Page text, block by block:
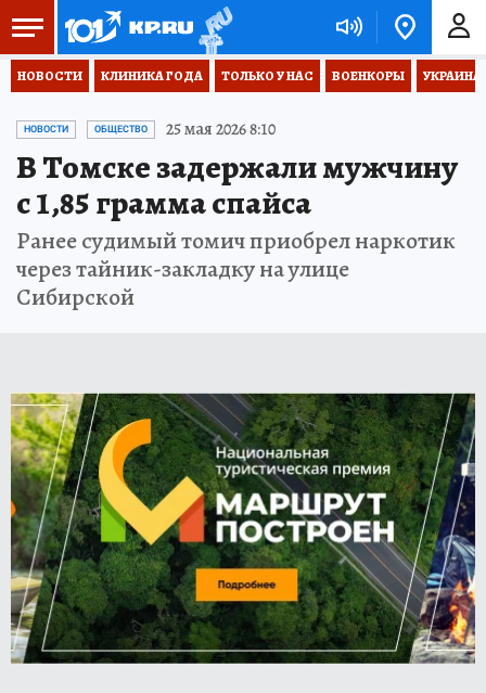
НОВОСТИ КЛИНИКА ГОДА ТОЛЬКО У НАС ВОЕНКОРЫ
НОВОСТИ ОБЩЕСТВО 25 мая 2026 8:10
В Томске задержали мужчину
с 1,85 грамма спайса
Ранее судимый томич приобрел наркотик
через тайник-закладку на улице
Сибирской